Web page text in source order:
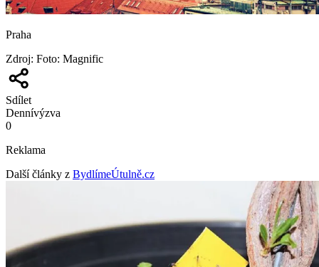
Praha
Zdroj: Foto: Magnific
Sdílet
Dennívýzva
0
Reklama
Další články z BydlímeÚtulně.cz